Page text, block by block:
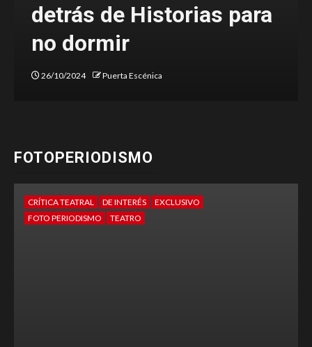
detrás de Historias para
no dormir
26/10/2024 Puerta Escénica
FOTOPERIODISMO
CRÍTICA TEATRAL DE INTERÉS
EXCLUSIVO
FOTO PERIODISMO
TEATRO